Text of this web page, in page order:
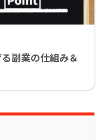
副業の仕組み＆